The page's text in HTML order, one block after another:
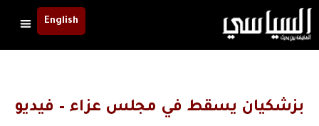
English
بزشكيان يسقط في مجلس عزاء – فيديو